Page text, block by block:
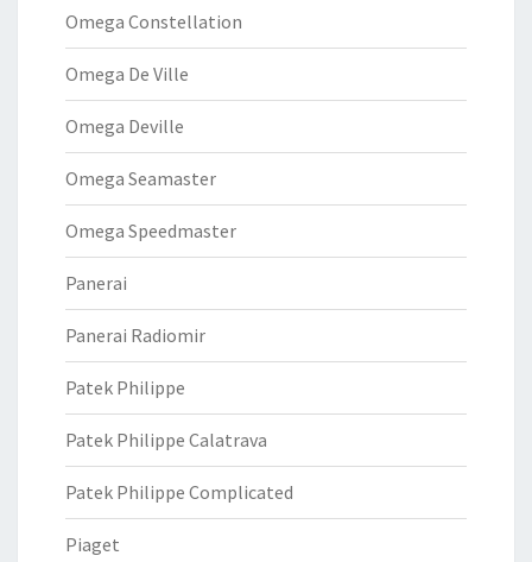
Omega Constellation
Omega De Ville
Omega Deville
Omega Seamaster
Omega Speedmaster
Panerai
Panerai Radiomir
Patek Philippe
Patek Philippe Calatrava
Patek Philippe Complicated
Piaget